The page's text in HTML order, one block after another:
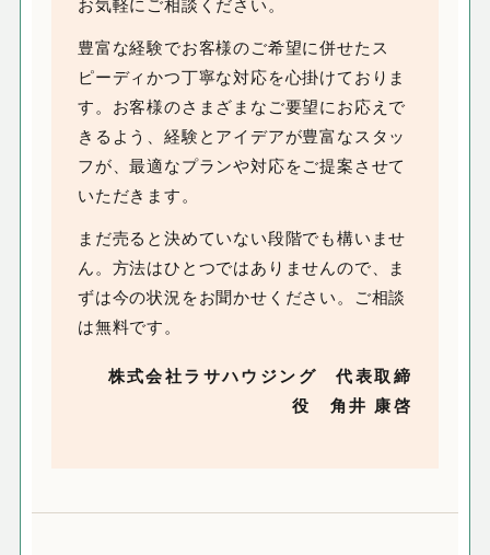
お気軽にご相談ください。
豊富な経験でお客様のご希望に併せたス
ピーディかつ丁寧な対応を心掛けておりま
す。お客様のさまざまなご要望にお応えで
きるよう、経験とアイデアが豊富なスタッ
フが、最適なプランや対応をご提案させて
いただきます。
まだ売ると決めていない段階でも構いませ
ん。方法はひとつではありませんので、ま
ずは今の状況をお聞かせください。ご相談
は無料です。
株式会社ラサハウジング 代表取締
役 角井 康啓